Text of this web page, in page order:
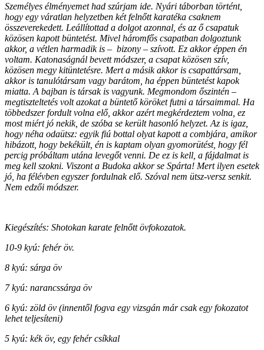
Személyes élményemet had szúrjam ide. Nyári táborban történt,
hogy egy váratlan helyzetben két felnőtt karatéka csaknem
összeverekedett. Leállítottad a dolgot azonnal, és az ő csapatuk
közösen kapott büntetést. Mivel háromfős csapatban dolgoztunk
akkor, a vétlen harmadik is – bizony – szívott. Ez akkor éppen én
voltam. Katonaságnál bevett módszer, a csapat közösen szív,
közösen megy kitüntetésre. Mert a másik akkor is csapattársam,
akkor is tanulótársam vagy barátom, ha éppen büntetést kapok
miatta. A bajban is társak is vagyunk. Megmondom őszintén –
megtiszteltetés volt azokat a büntető köröket futni a társaimmal. Ha
többedszer fordult volna elő, akkor azért megkérdeztem volna, ez
most miért jó nekik, de szóba se került hasonló helyzet. Az is igaz,
hogy néha odaütsz: egyik fiú bottal olyat kapott a combjára, amikor
hibázott, hogy bekékült, én is kaptam olyan gyomorütést, hogy fél
percig próbáltam utána levegőt venni. De ez is kell, a fájdalmat is
meg kell szokni. Viszont a Budoka akkor se Spárta! Mert ilyen esetek
jó, ha félévben egyszer fordulnak elő. Szóval nem ütsz-versz senkit.
Nem edzői módszer.
Kiegészítés: Shotokan karate felnőtt övfokozatok.
10-9 kyú: fehér öv.
8 kyú: sárga öv
7 kyú: narancssárga öv
6 kyú: zöld öv (innentől fogva egy vizsgán már csak egy fokozatot
lehet teljesíteni)
5 kyú: kék öv, egy fehér csíkkal